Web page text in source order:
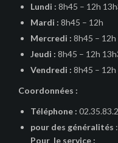
Lundi : 8h45 – 12h
Mardi : 8h45 – 12h
Mercredi : 8h45 –
Jeudi : 8h45 – 12h
Vendredi : 8h45 –
Coordonnées :
Téléphone :
pour des généralités :
Pour le service :